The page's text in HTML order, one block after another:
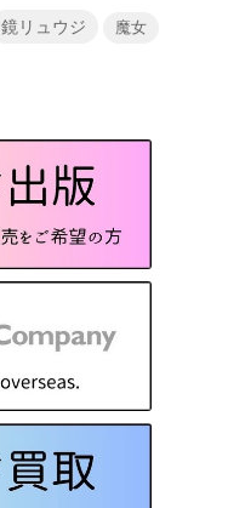
鏡リュウジ 魔女